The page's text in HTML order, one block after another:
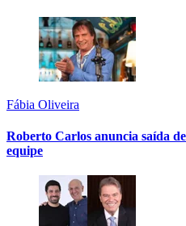
Fábia Oliveira
Roberto Carlos anuncia saída
equipe